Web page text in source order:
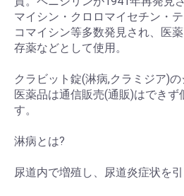
マイシン・クロロマイセチン・
コマイシン等多数発見され、医
存薬などとして使用。
クラビット錠(淋病,クラミジア)
医薬品は通信販売(通販)はできず
す。
淋病とは?
尿道内で増殖し、尿道炎症状を引